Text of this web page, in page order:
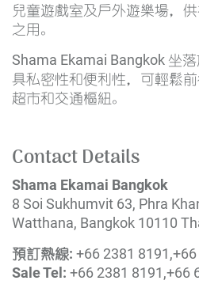
兒童遊戲室及戶外遊樂場，
之用。
Shama Ekamai Bangkok 坐
具私密性和便利性，可輕鬆前
超市和交通樞紐。
Contact Details
Shama Ekamai Bangkok
8 Soi Sukhumvit 63, Phra
Watthana, Bangkok 10110
預訂熱線: +66 2381
Sale Tel: +66 2381 8191,+66